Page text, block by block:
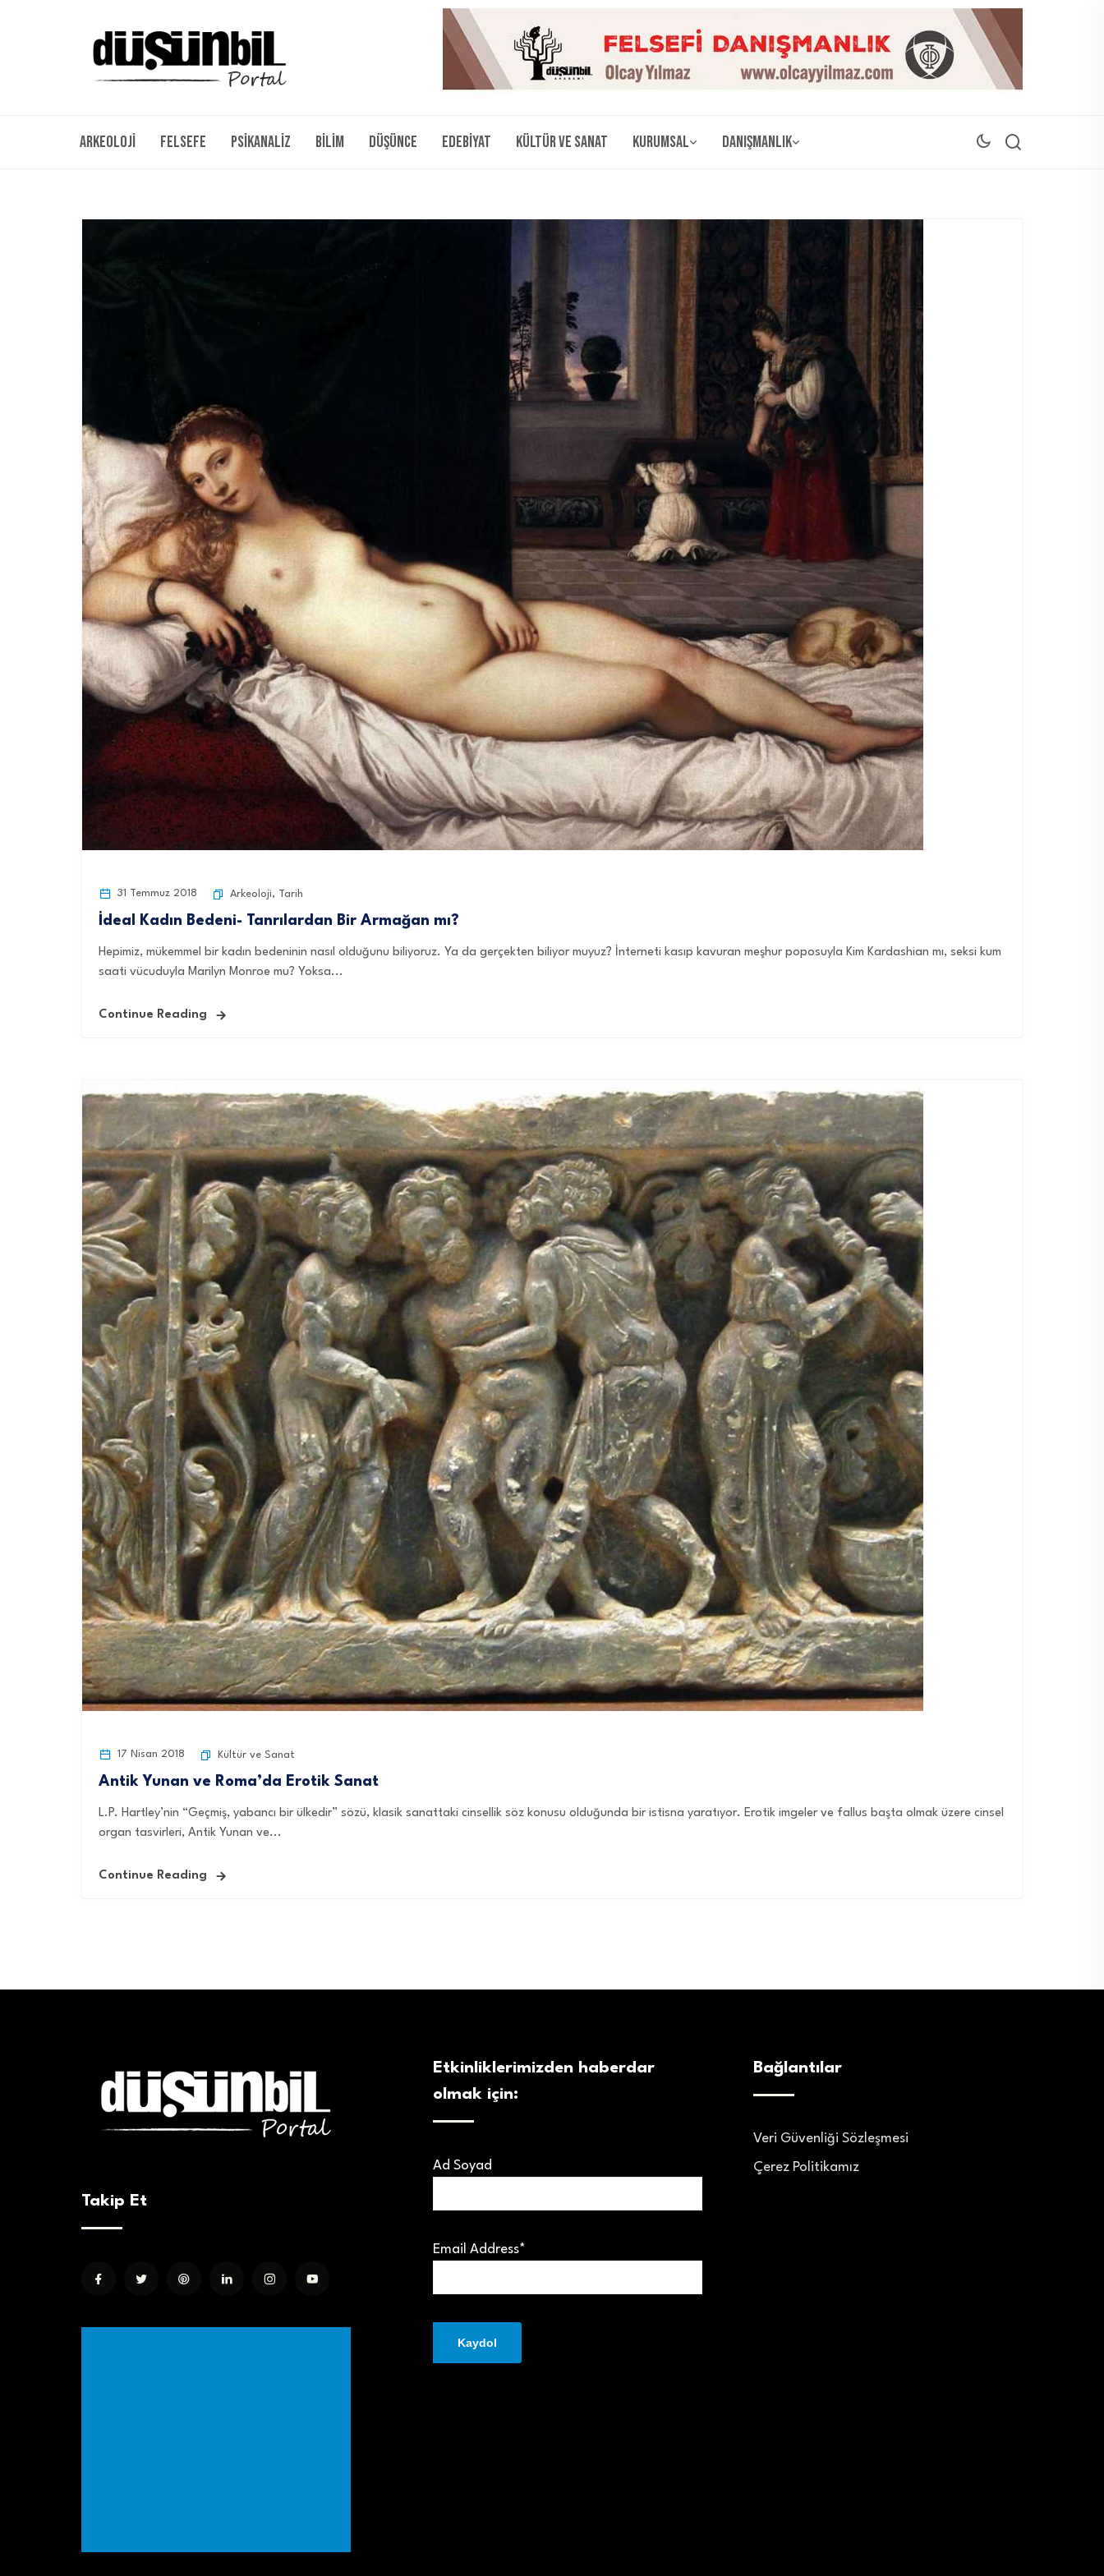
Arkeoloji Felsefe Psikanaliz Bilim Düşünce Edebiyat Kültür ve Sanat Kurumsal Danışmanlık
31 Temmuz 2018 Arkeoloji, Tarih
İdeal Kadın Bedeni- Tanrılardan Bir Armağan mı?
Hepimiz, mükemmel bir kadın bedeninin nasıl olduğunu biliyoruz. Ya da gerçekten biliyor muyuz? İnterneti kasıp kavuran meşhur poposuyla Kim Kardashian mı, seksi kum
saati vücuduyla Marilyn Monroe mu? Yoksa...
Continue Reading
17 Nisan 2018 Kültür ve Sanat
Antik Yunan ve Roma’da Erotik Sanat
L.P. Hartley’nin “Geçmiş, yabancı bir ülkedir” sözü, klasik sanattaki cinsellik söz konusu olduğunda bir istisna yaratıyor. Erotik imgeler ve fallus başta olmak üzere cinsel
organ tasvirleri, Antik Yunan ve...
Continue Reading
Takip Et
Etkinliklerimizden haberdar
olmak için:
Ad Soyad
Email Address*
Bağlantılar
Veri Güvenliği Sözleşmesi
Çerez Politikamız